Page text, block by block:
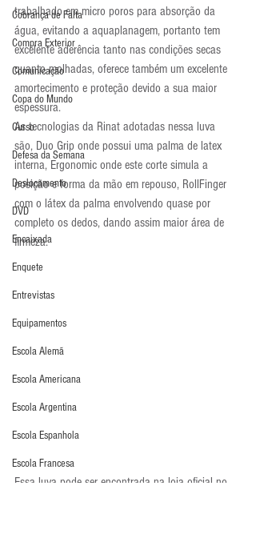
Cobrança de Falta
Compra Exterior
Comunicação
Copa do Mundo
Curso
Defesa da Semana
Deslocamento
DVD
Encaixada
Enquete
Entrevistas
Equipamentos
Escola Alemã
Escola Americana
Escola Argentina
Escola Espanhola
Escola Francesa
trabalhado em micro poros para absorção da
água, evitando a aquaplanagem, portanto tem
excelente aderência tanto nas condições secas
quanto molhadas, oferece também um excelente
amortecimento e proteção devido a sua maior
espessura.
As tecnologias da Rinat adotadas nessa luva
são, Duo Grip onde possui uma palma de latex
interna, Ergonomic onde este corte simula a
posição e forma da mão em repouso, RollFinger
com o látex da palma envolvendo quase por
completo os dedos, dando assim maior área de
firmeza.
Essa luva pode ser encontrada na loja oficial no